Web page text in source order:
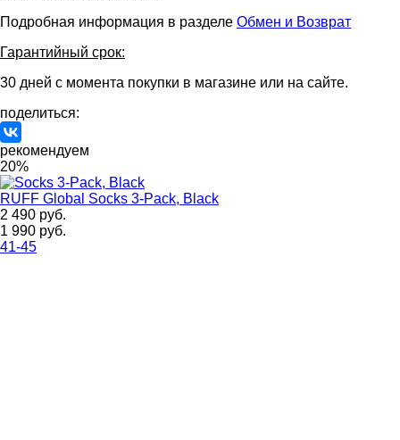
Подробная информация в разделе Обмен и Возврат
Гарантийный срок:
30 дней с момента покупки в магазине или на сайте.
поделиться:
рекомендуем
20%
RUFF Global Socks 3-Pack, Black
2 490 руб.
1 990 руб.
41-45